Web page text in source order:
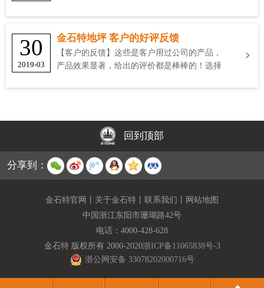
30
2019-03
金石特地坪 客户的好评反馈
【客户的反馈】这些是客户用过公司的产品，
产品效果显著，给出的评价都是棒棒的！选择
回到顶部
分享到：
金石特官网 关于金石特 联系我们
网站地图
中国浙江东阳市珊瑚路42号
电话： 4000-428-628
金石特 版权所有 2000-2020浙ICP备11065838号-3
浙公网安备 33078202000716号